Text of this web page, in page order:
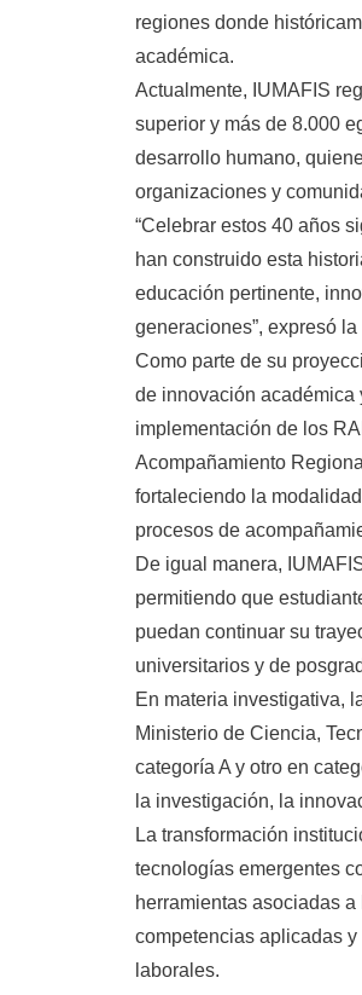
regiones donde
académica.
Actualmente, IUMAFIS
superior y más de 8.000
desarrollo humano,
organizaciones y
“Celebrar estos 40 años
han construido esta
educación pertinente,
generaciones”, expresó
Como parte de su
de innovación académica
implementación de los
Acompañamiento
fortaleciendo la
procesos de
De igual manera,
permitiendo que
puedan continuar su
universitarios y de
En materia investigativa,
Ministerio de Ciencia,
categoría A y otro en
la investigación, la
La transformación
tecnologías emergentes
herramientas asociadas
competencias aplicadas
laborales.